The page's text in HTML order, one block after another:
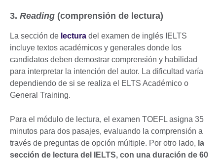
3. Reading (comprensión de lectura)
La sección de lectura del examen de inglés IELTS
incluye textos académicos y generales donde los
candidatos deben demostrar comprensión y habilidad
para interpretar la intención del autor. La dificultad varía
dependiendo de si se realiza el ELTS Académico o
General Training.
Para el módulo de lectura, el examen TOEFL asigna 35
minutos para dos pasajes, evaluando la comprensión a
través de preguntas de opción múltiple. Por otro lado, la
sección de lectura del IELTS, con una duración de 60